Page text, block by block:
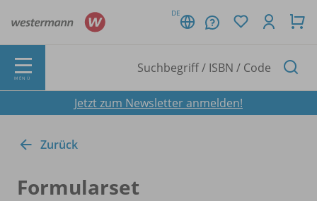
DE
MENÜ
Jetzt zum Newsletter anmelden!
Zurück
Formularset